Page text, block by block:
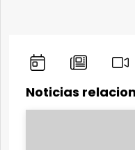
Noticias